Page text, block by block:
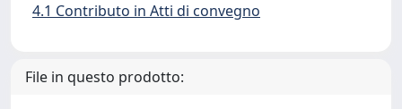
4.1 Contributo in Atti di convegno
File in questo prodotto: